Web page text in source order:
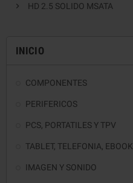

HD 2.5 SOLIDO MSATA
INICIO
COMPONENTES
PERIFERICOS
PCS, PORTATILES Y TPV
TABLET, TELEFONIA, EBOOK
IMAGEN Y SONIDO